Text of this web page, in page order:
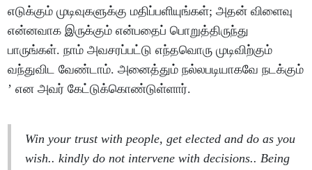
எடுக்கும் முடிவுகளுக்கு மதிப்பளியுங்கள்; அதன் விளைவு
என்னவாக இருக்கும் என்பதைப் பொறுத்திருந்து
பாருங்கள். நாம் அவசரப்பட்டு எந்தவொரு முடிவிற்கும்
வந்துவிட வேண்டாம். அனைத்தும் நல்லபடியாகவே நடக்கும்
’ என அவர் கேட்டுக்கொண்டுள்ளார்.
Win your trust with people, get elected and do as you
wish.. kindly do not intervene with decisions.. Being